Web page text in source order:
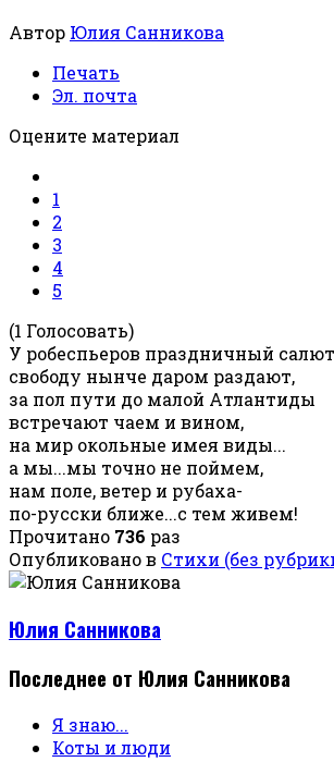
Автор Юлия Санникова
Печать
Эл. почта
Оцените материал
1
2
3
4
5
(1 Голосовать)
У робеспьеров праздничный
свободу нынче даром раздают,
за пол пути до малой Атлантиды
встречают чаем и вином,
на мир окольные имея виды...
а мы...мы точно не поймем,
нам поле, ветер и рубаха-
по-русски ближе...с тем живем!
Прочитано 736 раз
Опубликовано в Стихи (без
Юлия Санникова
Последнее от Юлия Санникова
Я знаю...
Коты и люди